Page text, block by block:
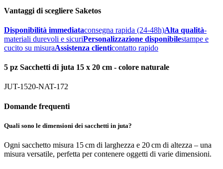
Vantaggi di scegliere Saketos
Disponibilità immediataconsegna rapida (24-48h)Alta qualità-
materiali durevoli e sicuriPersonalizzazione disponibilestampe e
cucito su misuraAssistenza clienticontatto rapido
5 pz Sacchetti di juta 15 x 20 cm - colore naturale
JUT-1520-NAT-172
Domande frequenti
Quali sono le dimensioni dei sacchetti in juta?
Ogni sacchetto misura 15 cm di larghezza e 20 cm di altezza – una
misura versatile, perfetta per contenere oggetti di varie dimensioni.